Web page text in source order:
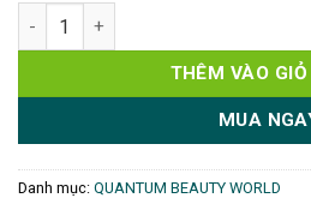
BLING HAIR (30ml) số lượng
THÊM VÀO
MUA
Danh mục: QUANTUM BEAUTY WORLD